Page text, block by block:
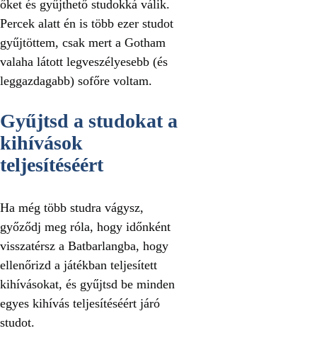
őket és gyűjthető studokká válik.
Percek alatt én is több ezer studot
gyűjtöttem, csak mert a Gotham
valaha látott legveszélyesebb (és
leggazdagabb) sofőre voltam.
Gyűjtsd a studokat a
kihívások
teljesítéséért
Ha még több studra vágysz,
győződj meg róla, hogy időnként
visszatérsz a Batbarlangba, hogy
ellenőrizd a játékban teljesített
kihívásokat, és gyűjtsd be minden
egyes kihívás teljesítéséért járó
studot.